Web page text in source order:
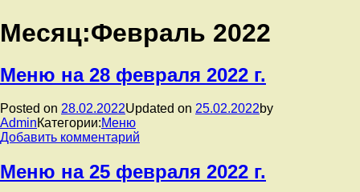
Месяц:Февраль 2022
Меню на 28 февраля 2022 г.
Posted on 28.02.2022Updated on 25.02.2022by
AdminКатегории:Меню
Добавить комментарий
Меню
на
Меню на 25 февраля 2022 г.